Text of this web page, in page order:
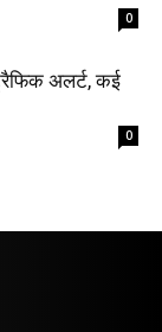
0
अलर्ट, कई
0